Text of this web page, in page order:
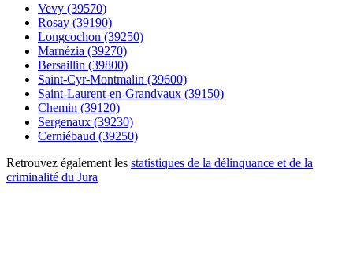
Vevy (39570)
Rosay (39190)
Longcochon (39250)
Marnézia (39270)
Bersaillin (39800)
Saint-Cyr-Montmalin (39600)
Saint-Laurent-en-Grandvaux (39150)
Chemin (39120)
Sergenaux (39230)
Cerniébaud (39250)
Retrouvez également les statistiques de la délinquance et de la
criminalité du Jura